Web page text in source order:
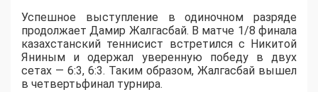
Успешное выступление в одиночном разряде
продолжает Дамир Жалгасбай. В матче 1/8 финала
казахстанский теннисист встретился с Никитой
Яниным и одержал уверенную победу в двух
сетах — 6:3, 6:3. Таким образом, Жалгасбай вышел
в четвертьфинал турнира.